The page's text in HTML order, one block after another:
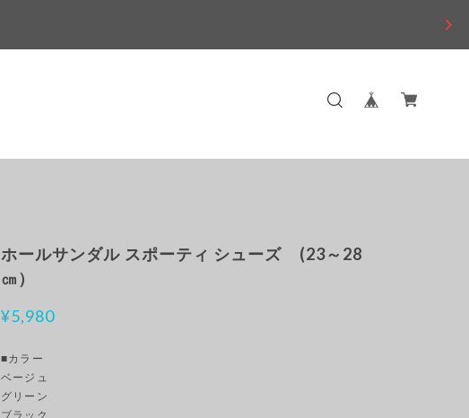
ホールサンダル スポーティ シューズ (23～28
㎝）
¥5,980
■カラー
ベージュ
グリーン